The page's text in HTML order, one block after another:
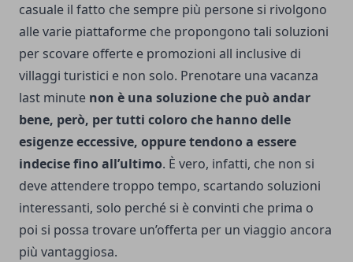
casuale il fatto che sempre più persone si rivolgono
alle varie piattaforme che propongono tali soluzioni
per scovare offerte e promozioni all inclusive di
villaggi turistici e non solo. Prenotare una vacanza
last minute non è una soluzione che può andar
bene, però, per tutti coloro che hanno delle
esigenze eccessive, oppure tendono a essere
indecise fino all’ultimo. È vero, infatti, che non si
deve attendere troppo tempo, scartando soluzioni
interessanti, solo perché si è convinti che prima o
poi si possa trovare un’offerta per un viaggio ancora
più vantaggiosa.